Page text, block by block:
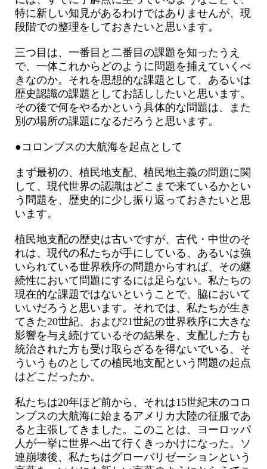
特に新しい知見があるわけではありませんが、現
段階での整理をしておきたいと思います。
三つ目は、一番目と二番目の課題を知ったうえ
で、一体これからどのように問題を捕えていくべ
きなのか。それを思想的な課題として、あるいは
歴史認識の課題としてお話ししたいと思います。
その後で何をやるかという具体的な問題は、また
別の場所の課題になるだろうと思います。
●コロンブスの大航海を起点として
まず最初の、植民地支配、植民地主義の問題に関
して、現代世界の認識はどこまで来ているかとい
う問題を、歴史的に少し振り返っておきたいと思
います。
植民地支配の歴史は古いですが、古代・中世のそ
れは、現代の私たちが手にしている、あるいは強
いられている世界秩序の問題からすれば、その継
続性において問題にするには足らない。私たちの
現在的な課題ではないということで、脇において
いいだろうと思います。それでは、私たちが生き
てきた20世紀、および21世紀の世界秩序に大きな
影響を与え続けているその結果を、支配した方も
統治された方も受け取らざるを得ないでいる、そ
ういうものとしての植民地支配という問題の起点
はどこだったか。
私たちは20年ほど前から、それは15世紀末のコロ
ンブスの大航海に始まるアメリカ大陸の征服であ
ると主張してきました。このことは、ヨーロッパ
人が一挙に世界へ出て行くきっかけになった。ソ
連崩壊後、私たちはグローバリゼーションという